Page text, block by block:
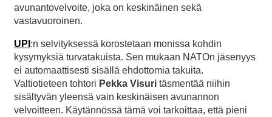
avunantovelvoite, joka on keskinäinen sekä
vastavuoroinen.
UPI :n selvityksessä korostetaan monissa kohdin
kysymyksiä turvatakuista. Sen mukaan NATOn jäsenyys
ei automaattisesti sisällä ehdottomia takuita.
Valtiotieteen tohtori Pekka Visuri täsmentää niihin
sisältyvän yleensä vain keskinäisen avunannon
velvoitteen. Käytännössä tämä voi tarkoittaa, että pieni